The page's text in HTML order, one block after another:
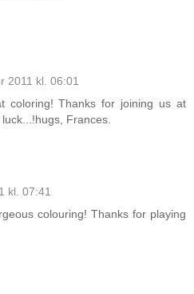
2011 kl. 06:01
coloring! Thanks for joining us at
Frances.
kl. 07:41
colouring! Thanks for playing